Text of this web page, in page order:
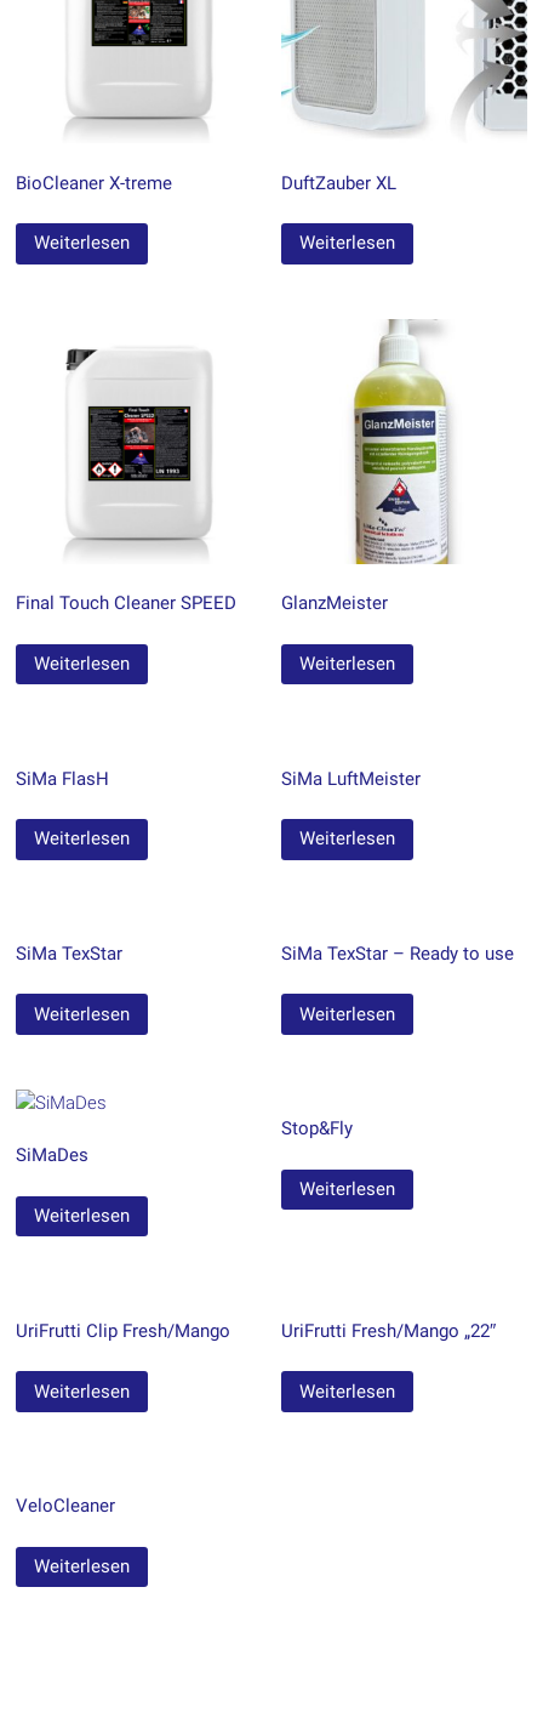
BioCleaner X-treme
Weiterlesen
DuftZauber XL
Weiterlesen
Final Touch Cleaner SPEED
Weiterlesen
GlanzMeister
Weiterlesen
SiMa FlasH
Weiterlesen
SiMa LuftMeister
Weiterlesen
SiMa TexStar
Weiterlesen
SiMa TexStar – Ready to use
Weiterlesen
SiMaDes
Weiterlesen
Stop&Fly
Weiterlesen
UriFrutti Clip Fresh/Mango
Weiterlesen
UriFrutti Fresh/Mango „22″
Weiterlesen
VeloCleaner
Weiterlesen